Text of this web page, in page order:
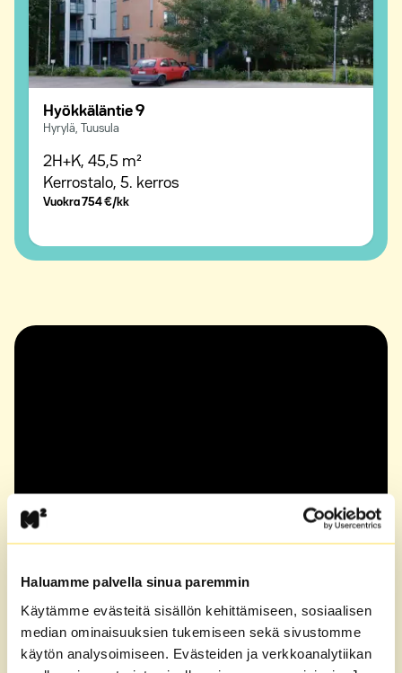
Haluamme palvella sinua paremmin
Käytämme evästeitä sisällön kehittämiseen, sosiaalisen
median ominaisuuksien tukemiseen sekä sivustomme
käytön analysoimiseen. Evästeiden ja verkkoanalytiikan
Hyökkäläntie 9
Hyrylä, Tuusula
2H+K, 45,5 m²
Kerrostalo, 5. kerros
Vuokra754 €/kk
Kuka voi hakea M2-Kotien vuokra-
asuntoa?